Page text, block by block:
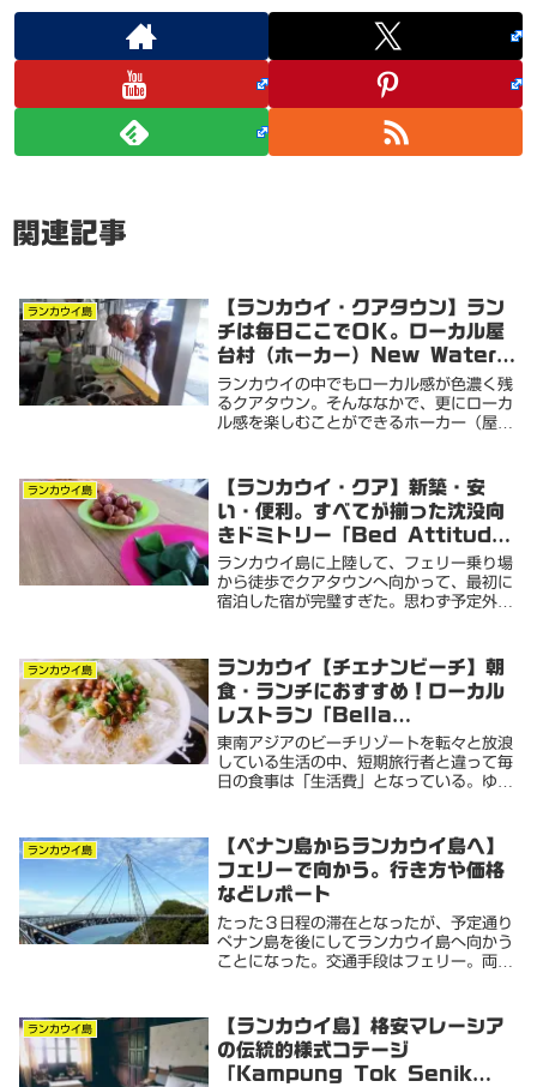
関連記事
ランカウイ島
【ランカウイ・クアタウン】ラン
チは毎日ここでＯＫ。ローカル屋
台村（ホーカー）New Water
Garden Hawker
ランカウイの中でもローカル感が色濃く残
るクアタウン。そんななかで、更にローカ
ル感を楽しむことができるホーカー（屋台
ンチは、ほとんどここで済ましてました。
とりあえず、...
ランカウイ島
【ランカウイ・クア】新築・安
い・便利。すべてが揃った沈没向
きドミトリー「Bed Attitude
Guesthouse Langkawi」
ランカウイ島に上陸して、フェリー乗り場
から徒歩でクアタウンへ向かって、最初に
宿泊した宿が完璧すぎた。思わず予定外の
と割り切って予約してみたが、東南アジア
でも類を見な...
ランカウイ島
ランカウイ【チェナンビーチ】朝
食・ランチにおすすめ！ローカル
レストラン「Bella
Restaurant」
東南アジアのビーチリゾートを転々と放浪
している生活の中、短期旅行者と違って毎
日の食事は「生活費」となっている。ゆえ
クアウトなど、たまの旅行でビーチリゾー
トを訪れる人...
ランカウイ島
【ペナン島からランカウイ島へ】
フェリーで向かう。行き方や価格
などレポート
たった３日程の滞在となったが、予定通り
ペナン島を後にしてランカウイ島へ向かう
ことになった。交通手段はフェリー。両方
フェリーを選択。（ペナン島には橋が架か
っているので陸...
ランカウイ島
【ランカウイ島】格安マレーシア
の伝統的様式コテージ
「Kampung Tok Senik